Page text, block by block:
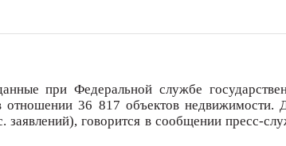
при Федеральной службе
отношении 36 817 объектов недвижимости.
заявлений), говорится в сообщении пресс-